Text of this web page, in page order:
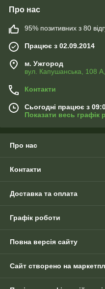
Про нас
95% позитивних з 80
Працює з 02.09.2014
м. Ужгород
вул. Капушанська, 108
Контакти
Сьогодні працює з
Показати весь графік
Про нас
Контакти
Доставка та оплата
Графік роботи
Повна версія сайту
Сайт створено на